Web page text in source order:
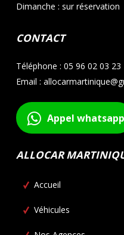
Dimanche : sur réservation
CONTACT
Téléphone : 05 96 02 03 23
Email :
Appel whatsapp
ALLOCAR
Accueil
Véhicules